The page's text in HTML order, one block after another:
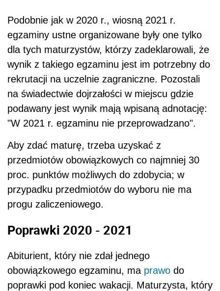
Podobnie jak w 2020 r., wiosną 2021 r.
egzaminy ustne organizowane były one tylko
dla tych maturzystów, którzy zadeklarowali, że
wynik z takiego egzaminu jest im potrzebny do
rekrutacji na uczelnie zagraniczne. Pozostali
na świadectwie dojrzałości w miejscu gdzie
podawany jest wynik mają wpisaną adnotację:
"W 2021 r. egzaminu nie przeprowadzano".
Aby zdać maturę, trzeba uzyskać z
przedmiotów obowiązkowych co najmniej 30
proc. punktów możliwych do zdobycia; w
przypadku przedmiotów do wyboru nie ma
progu zaliczeniowego.
Poprawki 2020 - 2021
Abiturient, który nie zdał jednego
obowiązkowego egzaminu, ma prawo do
poprawki pod koniec wakacji. Maturzysta, który